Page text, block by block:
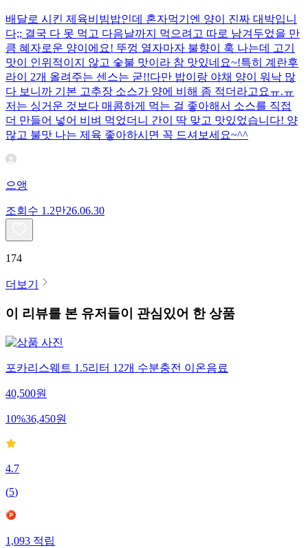
배달로 시킨 제육비빔밥인데 혼자먹기엔 양이 진짜 대박입니
다;; 결국 다 못 먹고 다음날까지 먹으려고 따로 남겨두었을 만
큼 혜자로운 양이에요! 뚜껑 열자마자 불향이 훅 나는데 고기
맛이 인위적이지 않고 숯불 맛이라 참 맛있네요~!특히 계란후
라이 2개 올려주는 센스는 굳!! ​다만 밥이랑 야채 양이 워낙 많
다 보니까 기본 고추장 소스가 양에 비해 좀 적더라고요ㅠ.ㅠ
저는 싱거운 것보다 매콤하게 먹는 걸 좋아해서 소스를 직접
더 만들어 넣어 비벼 먹었더니 간이 딱 맞고 맛있었습니다! 양
많고 불맛 나는 제육 좋아하시면 꼭 드셔보세요~^^
으앵
조회수 1.2만26.06.30
174
더보기
이 리뷰를 본 유저들이 관심있어 한 상품
포카리스웨트 1.5리터 12개 수분충전 이온음료
40,500원
10%36,450원
4.7
(5)
1,093 적립